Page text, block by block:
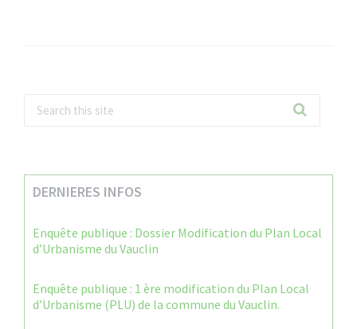
DERNIERES INFOS
Enquête publique : Dossier Modification du Plan Local
d’Urbanisme du Vauclin
Enquête publique : 1 ère modification du Plan Local
d’Urbanisme (PLU) de la commune du Vauclin.